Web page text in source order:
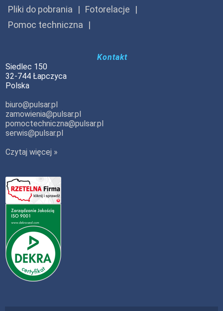
Pliki do pobrania
Fotorelacje
Pomoc techniczna
Kontakt
Siedlec 150
32-744 Łapczyca
Polska
biuro@pulsar.pl
zamowienia@pulsar.pl
pomoctechniczna@pulsar.pl
serwis@pulsar.pl
Czytaj więcej »